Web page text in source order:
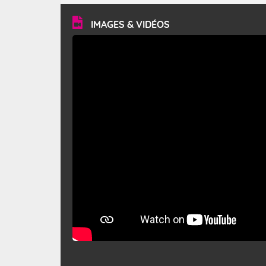
vitesse moyenne de 50 km/h et atteindre 80 à 100 km/h
en rafales, parfois davantage. Il parcourt la basse vallée
du Rhône et la Provence et envahit le littoral
méditerranéen à partir de la Camargue.
IMAGES & VIDÉOS